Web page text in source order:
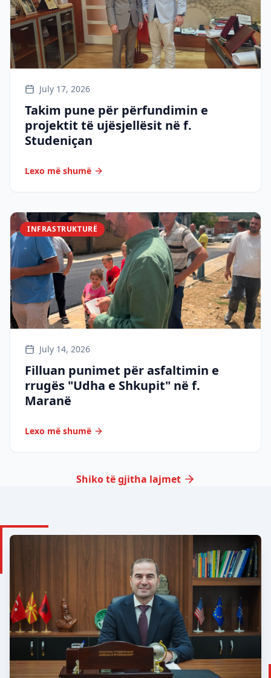
July 17, 2026
Takim pune për përfundimin e
projektit të ujësjellësit në f.
Studeniçan
Lexo më shumë
INFRASTRUKTURË
July 14, 2026
Filluan punimet për asfaltimin e
rrugës "Udha e Shkupit" në f.
Maranë
Lexo më shumë
Shiko të gjitha lajmet